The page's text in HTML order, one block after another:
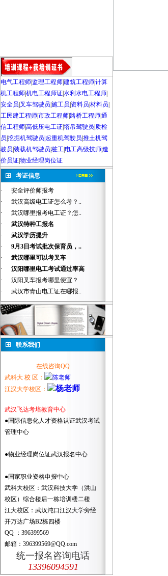
电气工程师 监理工程师建筑工程师计算
机工程师机电工程师证水利水电工程师
安全员 叉车驾驶员 施工员 资料员 材料员
工民建工程师市政工程师路桥工程师通
信工程师高低压电工证塔吊驾驶员 质检
员 挖掘机驾驶员|起重机驾驶员 推土机驾
驶员 装载机驾驶员 桩工电工高级技师造
价员证物业经理岗位证
考证信息
·
安全评价师报考
·
武汉高级电工证怎么考？..
·
武汉哪里报考电工证？怎..
·
武汉特种工报名
·
武汉学历提升
·
9月3日考试批次保育员，..
·
武汉哪里可以考叉车
·
汉阳哪里电工考试通过率高
·
汉阳叉车报考哪里便宜？
·
武汉市青山电工证在哪报..
联系我们
在线咨询QQ
武科大 校 区：
江汉大学校区：
武汉飞达考培教育中心
●国际信息化人才资格认证武汉考试
管理中心
●物业经理岗位证武汉报名中心
●国家职业资格申报中心
武科大校区：武汉科技大学（洪山
校区）综合楼后一栋培训楼二楼
江大校区：武汉沌口江汉大学旁经
开万达广场B2栋四楼
QQ ：396399569
邮箱：396399569@QQ.com
统一报名咨询电话
13396094591